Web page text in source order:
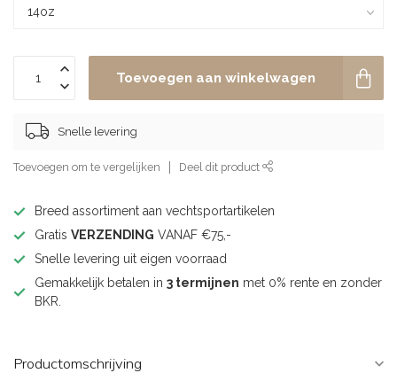
Toevoegen aan winkelwagen
Snelle levering
Toevoegen om te vergelijken Deel dit product
Breed assortiment aan vechtsportartikelen
Gratis VERZENDING VANAF €75,-
Snelle levering uit eigen voorraad
Gemakkelijk betalen in 3 termijnen met 0% rente en zonder
BKR.
Productomschrijving